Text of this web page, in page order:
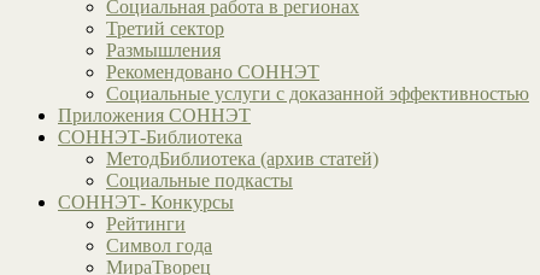
Социальная работа в регионах
Третий сектор
Размышления
Рекомендовано СОННЭТ
Социальные услуги с доказанной эффективностью
Приложения СОННЭТ
СОННЭТ-Библиотека
МетодБиблиотека (архив статей)
Социальные подкасты
СОННЭТ- Конкурсы
Рейтинги
Символ года
МираТворец